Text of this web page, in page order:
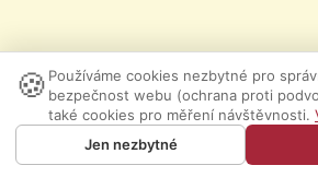
🍪 Používáme cookies nezbytné pro
bezpečnost webu (ochrana proti
také cookies pro měření návštěvnosti.
Jen nezbytné